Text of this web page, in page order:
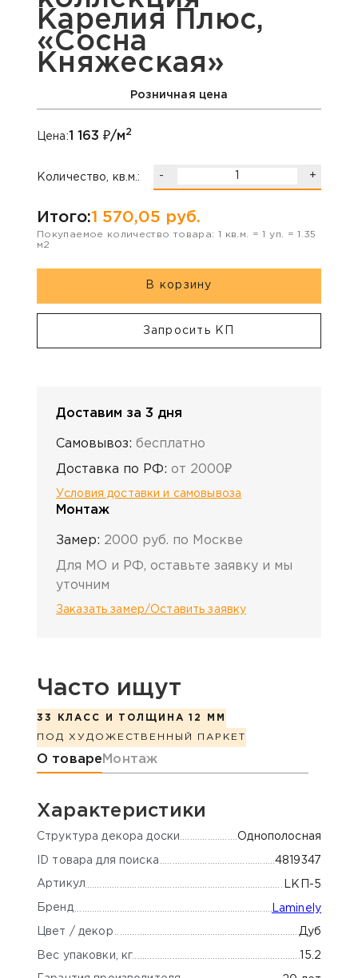
Карелия Плюс,
«Сосна
Княжеская»
Розничная цена
Цена:1 163 ₽/м2
Количество, кв.м.: - +
Итого:1 570,05 руб.
Покупаемое количество товара: 1 кв.м. =1 уп. =1.35
м2
В корзину
Запросить КП
Доставим за 3 дня
Самовывоз: бесплатно
Доставка по РФ: от 2000₽
Условия доставки и самовывоза
Монтаж
Замер: 2000 руб. по Москве
Для МО и РФ, оставьте заявку и мы
уточним
Заказать замер/Оставить заявку
Часто ищут
33 КЛАСС И ТОЛЩИНА 12 ММ
ПОД ХУДОЖЕСТВЕННЫЙ ПАРКЕТ
Информация о товаре
О товаре Монтаж
Характеристики
Cтруктура декора доски Однополосная
ID товара для поиска 4819347
Артикул LКП-5
Бренд Laminely
Цвет / декор Дуб
Вес упаковки, кг 15.2